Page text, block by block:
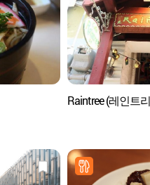
Raintree (레인트